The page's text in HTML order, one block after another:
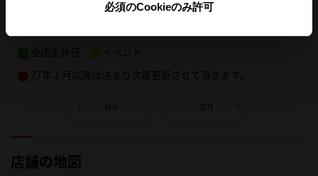
必須のCookieのみ許可
店舗の地図